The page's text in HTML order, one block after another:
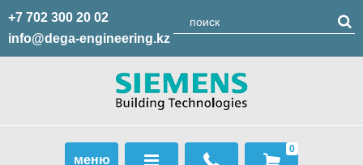
+7 702 300 20 02
info@dega-engineering.kz
меню
0